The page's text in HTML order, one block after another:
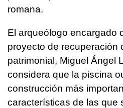
romana.
El arqueólogo encargado
proyecto de recuperación
patrimonial, Miguel Ángel
considera que la piscina
construcción más
características de las que